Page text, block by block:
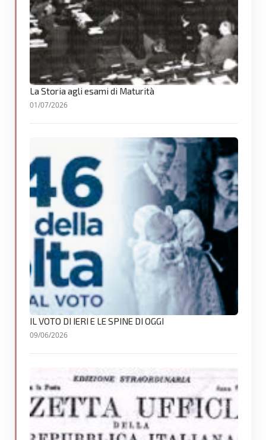
La Storia agli esami di Maturità
01/07/2026
IL VOTO DI IERI E LE SPINE DI OGGI
09/06/2026